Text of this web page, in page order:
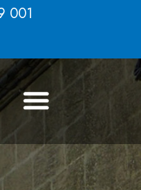
001